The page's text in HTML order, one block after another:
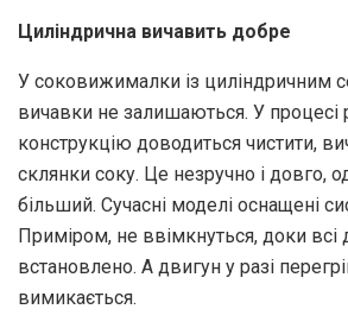
Циліндрична вичавить добре
У соковижималки із циліндричним
вичавки не залишаються. У процесі
конструкцію доводиться чистити,
склянки соку. Це незручно і довго,
більший. Сучасні моделі оснащені
Приміром, не ввімкнуться, доки всі
встановлено. А двигун у разі
вимикається.